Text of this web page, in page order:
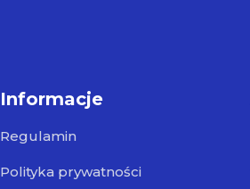
Informacje
Regulamin
Polityka prywatności